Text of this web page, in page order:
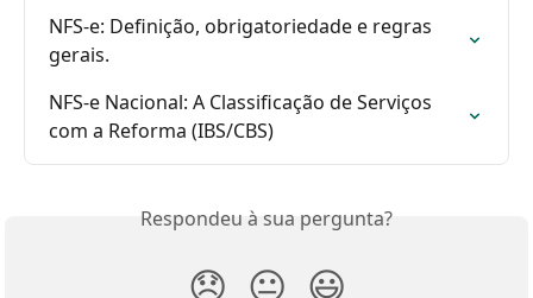
NFS-e: Definição, obrigatoriedade e regras
gerais.
NFS-e Nacional: A Classificação de Serviços
com a Reforma (IBS/CBS)
Respondeu à sua pergunta?
😞 😐 😃